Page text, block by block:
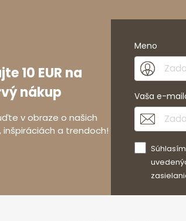
10 EUR na
nákup
v obraze o našich
inšpiráciách a trendoch!
Meno
Vaša e-